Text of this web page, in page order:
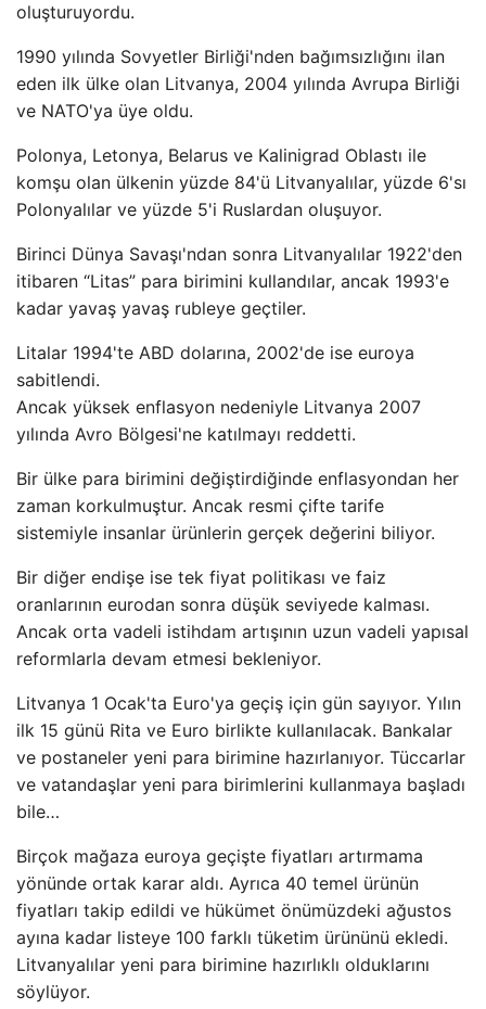
oluşturuyordu.
1990 yılında Sovyetler Birliği'nden bağımsızlığını ilan
eden ilk ülke olan Litvanya, 2004 yılında Avrupa Birliği
ve NATO'ya üye oldu.
Polonya, Letonya, Belarus ve Kalinigrad Oblastı ile
komşu olan ülkenin yüzde 84'ü Litvanyalılar, yüzde 6'sı
Polonyalılar ve yüzde 5'i Ruslardan oluşuyor.
Birinci Dünya Savaşı'ndan sonra Litvanyalılar 1922'den
itibaren “Litas” para birimini kullandılar, ancak 1993'e
kadar yavaş yavaş rubleye geçtiler.
Litalar 1994'te ABD dolarına, 2002'de ise euroya
sabitlendi.
Ancak yüksek enflasyon nedeniyle Litvanya 2007
yılında Avro Bölgesi'ne katılmayı reddetti.
Bir ülke para birimini değiştirdiğinde enflasyondan her
zaman korkulmuştur. Ancak resmi çifte tarife
sistemiyle insanlar ürünlerin gerçek değerini biliyor.
Bir diğer endişe ise tek fiyat politikası ve faiz
oranlarının eurodan sonra düşük seviyede kalması.
Ancak orta vadeli istihdam artışının uzun vadeli yapısal
reformlarla devam etmesi bekleniyor.
Litvanya 1 Ocak'ta Euro'ya geçiş için gün sayıyor. Yılın
ilk 15 günü Rita ve Euro birlikte kullanılacak. Bankalar
ve postaneler yeni para birimine hazırlanıyor. Tüccarlar
ve vatandaşlar yeni para birimlerini kullanmaya başladı
bile…
Birçok mağaza euroya geçişte fiyatları artırmama
yönünde ortak karar aldı. Ayrıca 40 temel ürünün
fiyatları takip edildi ve hükümet önümüzdeki ağustos
ayına kadar listeye 100 farklı tüketim ürününü ekledi.
Litvanyalılar yeni para birimine hazırlıklı olduklarını
söylüyor.